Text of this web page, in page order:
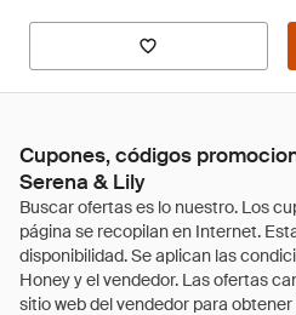
Cupones, códigos
Serena & Lily